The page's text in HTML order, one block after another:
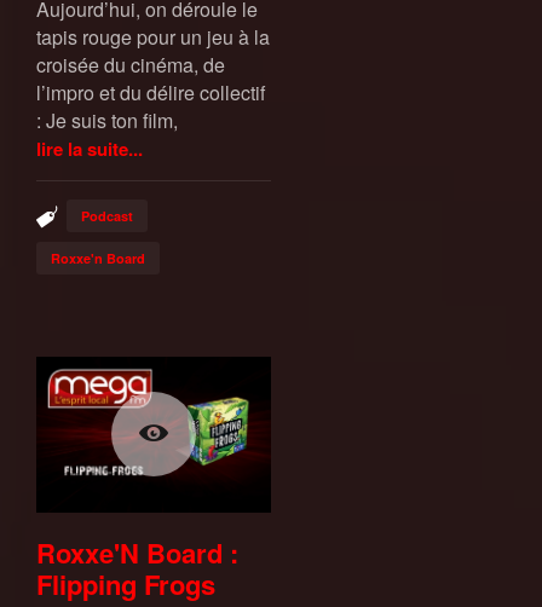
Aujourd’hui, on déroule le
tapis rouge pour un jeu à la
croisée du cinéma, de
l’impro et du délire collectif
: Je suis ton film,
lire la suite...
Podcast
Roxxe'n Board
Roxxe'N Board :
Flipping Frogs